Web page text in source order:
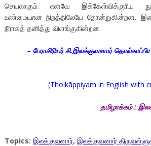
செயலாகும். எனவே இக்கேள்விக்குரிய
உண்மையான நிறத்திலேயே தோன்றுகின்றன.
நீராகத் தனித்து விளங்குகின்றன.
– பேராசிரியர் சி.இலக்குவனார்
(Tholkāppiyam in English with
தமிழாக்கம் :
Topics: இலக்குவனார், இலக்குவனார்